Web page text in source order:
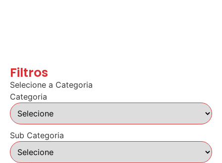
Filtros
Selecione a Categoria
Categoria
Sub Categoria